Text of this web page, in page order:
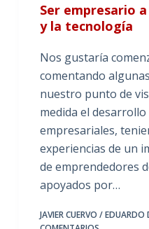
Ser empresario
y la tecnología
Nos gustaría
comentando
nuestro punto de
medida el desarrollo
empresariales,
experiencias de un
de emprendedores
apoyados por…
JAVIER CUERVO / EDUARDO